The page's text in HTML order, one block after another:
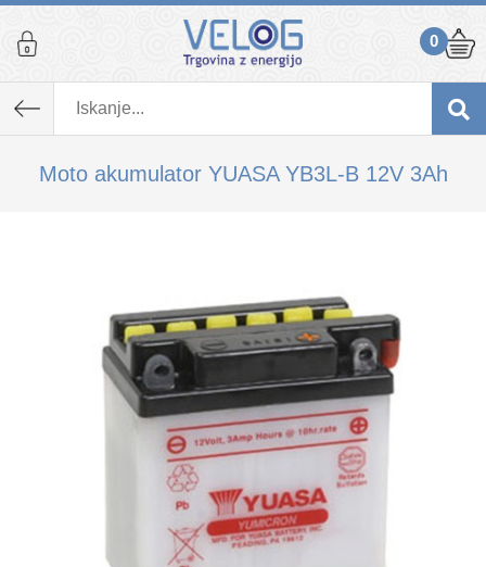
0
Moto akumulator YUASA YB3L-B 12V 3Ah
priporočamo tudi...